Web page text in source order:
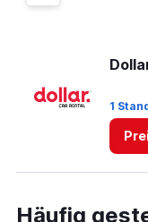
displaying
60.
1
Häufig